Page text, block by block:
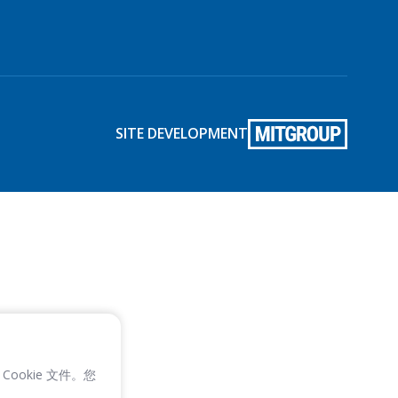
SITE DEVELOPMENT
文件。您